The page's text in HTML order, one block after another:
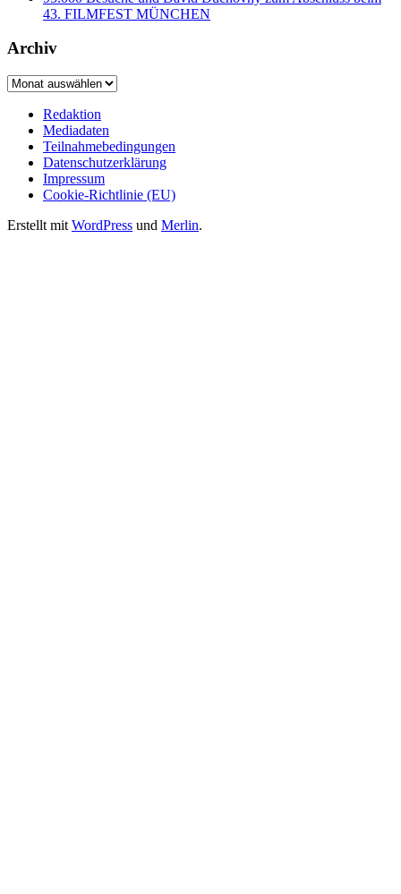
43. FILMFEST MÜNCHEN
Archiv
Archiv
Redaktion
Mediadaten
Teilnahmebedingungen
Datenschutzerklärung
Impressum
Cookie-Richtlinie (EU)
Erstellt mit WordPress und Merlin.